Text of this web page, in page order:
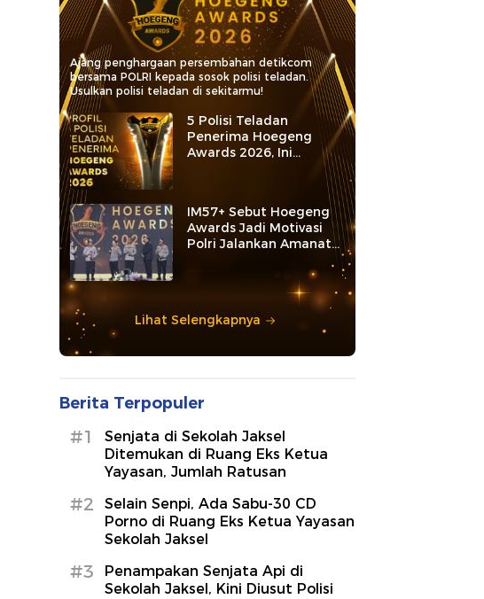
Ajang penghargaan persembahan detikcom
bersama POLRI kepada sosok polisi teladan.
Usulkan polisi teladan di sekitarmu!
5 Polisi Teladan
Penerima Hoegeng
Awards 2026, Ini
Kategori dan Kiprahnya
IM57+ Sebut Hoegeng
Awards Jadi Motivasi
Polri Jalankan Amanat
Lihat Selengkapnya
Berita Terpopuler
#1
Senjata di Sekolah Jaksel
Ditemukan di Ruang Eks Ketua
Yayasan, Jumlah Ratusan
#2
Selain Senpi, Ada Sabu-30 CD
Porno di Ruang Eks Ketua Yayasan
Sekolah Jaksel
#3
Penampakan Senjata Api di
Sekolah Jaksel, Kini Diusut Polisi